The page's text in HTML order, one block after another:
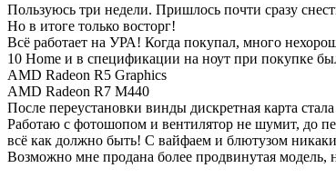
Пользуюсь три недели. Пришлось почти сразу
Но в итоге только восторг!
Всё работает на УРА! Когда покупал, много
10 Home и в спецификации на ноут при покупке
AMD Radeon R5 Graphics
AMD Radeon R7 M440
После переустановки винды дискретная карта
Работаю с фотошопом и вентилятор не шумит, до
всё как должно быть! С вайфаем и блютузом
Возможно мне продана более продвинутая модель,